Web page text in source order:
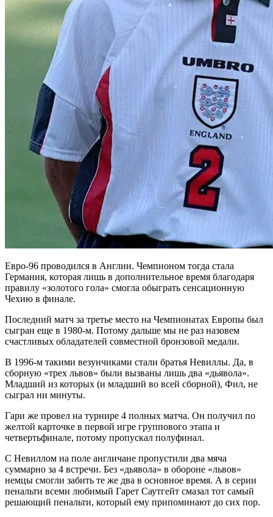
Евро-96 проводился в Англии. Чемпионом тогда стала
Германия, которая лишь в дополнительное время благодаря
правилу «золотого гола» смогла обыграть сенсационную
Чехию в финале.
Последний матч за третье место на Чемпионатах Европы был
сыгран еще в 1980-м. Потому дальше мы не раз назовем
счастливых обладателей совместной бронзовой медали.
В 1996-м такими везунчиками стали братья Невиллы. Да, в
сборную «трех львов» были вызваны лишь два «дьявола».
Младший из которых (и младший во всей сборной), Фил, не
сыграл ни минуты.
Гари же провел на турнире 4 полных матча. Он получил по
желтой карточке в первой игре группового этапа и
четвертьфинале, потому пропускал полуфинал.
С Невиллом на поле англичане пропустили два мяча
суммарно за 4 встречи. Без «дьявола» в обороне «львов»
немцы смогли забить те же два в основное время. А в серии
пенальти всеми любимый Гарет Саутгейт смазал тот самый
решающий пенальти, который ему припоминают до сих пор.